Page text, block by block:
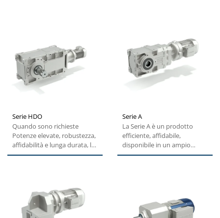
Serie HDO
Quando sono richieste
Potenze elevate, robustezza,
affidabilità e lunga durata, la
migliore soluzione...
Serie A
La Serie A è un prodotto
efficiente, affidabile,
disponibile in un ampio
range di coppia e che